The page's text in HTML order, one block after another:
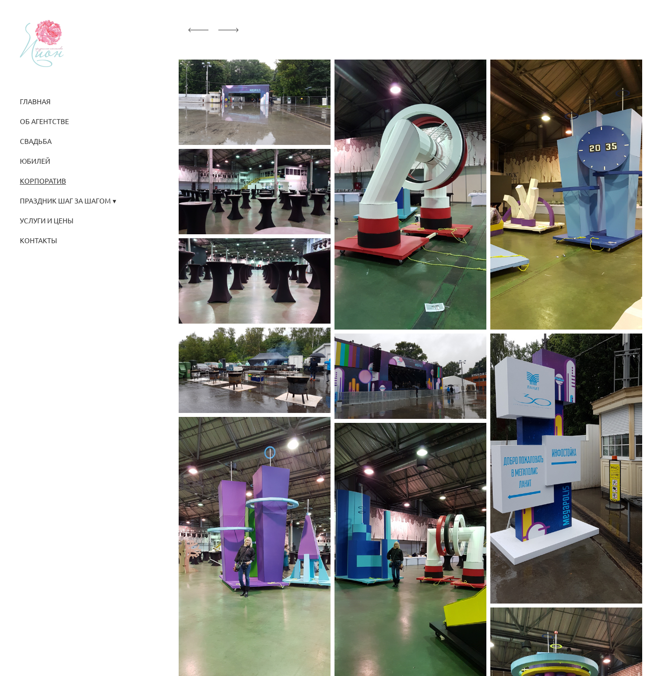
ГЛАВНАЯ
ОБ АГЕНТСТВЕ
СВАДЬБА
ЮБИЛЕЙ
КОРПОРАТИВ
ПРАЗДНИК ШАГ ЗА ШАГОМ
УСЛУГИ И ЦЕНЫ
КОНТАКТЫ